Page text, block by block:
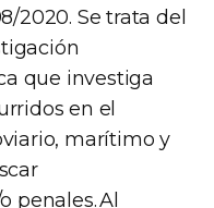
2020. Se trata del
que investiga
en el
marítimo y
penales. Al